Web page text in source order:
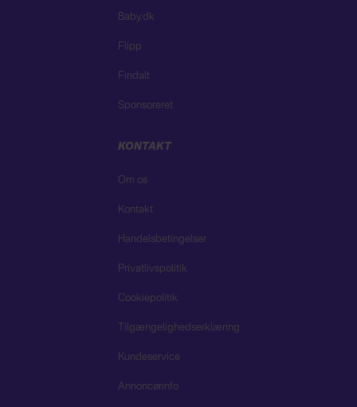
Baby.dk
Flipp
Findalt
Sponsoreret
KONTAKT
Om os
Kontakt
Handelsbetingelser
Privatlivspolitik
Cookiepolitik
Tilgængelighedserklæring
Kundeservice
Annoncørinfo